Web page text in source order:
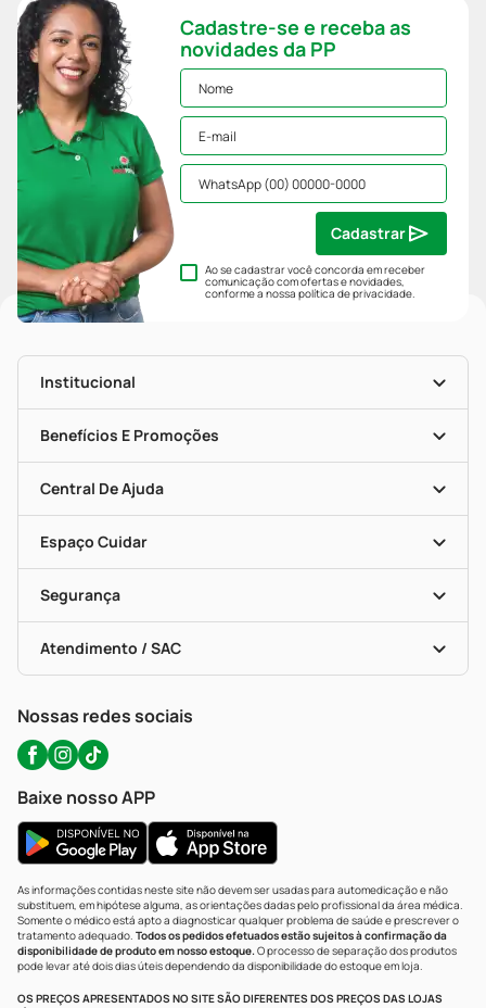
Cadastre-se e receba as
novidades da PP
Ao se cadastrar você concorda em receber
comunicação com ofertas e novidades,
conforme a nossapolítica de privacidade.
Cadastrar
Institucional
História
Nossas Lojas
Mapa De Categorias
Blog Da PP
Seja Uma Loja Parceira
Benefícios E Promoções
Clube PP
Convênios
Programa Popular Do Brasil
Encarte De Ofertas
Dermaclub
Descontos De Laboratório (PBM)
Cupons E Ofertas
Central De Ajuda
Entrega
Recompra Programada
Compras Com Receita
Alomed (tele-Entrega)
Formas De Pagamento
Troca E Devolução
Bulas De A A Z
Políticas De Marketplace
Espaço Cuidar
Vacinas
Serviços Farmacêuticos
Testes Rápidos
Autoteste Covid-19
Segurança
Certificado De Segurança
Portal Da Privacidade
Atendimento / SAC
WhatsApp (47) 9202-1687
Nossas redes sociais
Baixe nosso APP
As informações contidas neste site não devem ser usadas para automedicação e não
substituem, em hipótese alguma, as orientações dadas pelo profissional da área médica.
Somente o médico está apto a diagnosticar qualquer problema de saúde e prescrever o
tratamento adequado. Todos os pedidos efetuados estão sujeitos à confirmação da
disponibilidade de produto em nosso estoque.O processo de separação dos produtos
pode levar até dois dias úteis dependendo da disponibilidade do estoque em loja.
OS PREÇOS APRESENTADOS NO SITE SÃO DIFERENTES DOS PREÇOS DAS LOJAS